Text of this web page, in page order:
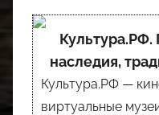
Культура.РФ.
наследия,
Культура.РФ —
виртуальные